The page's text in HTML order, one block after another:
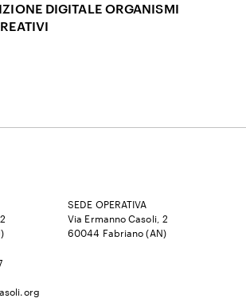
DIGITALE ORGANISMI
SEDE OPERATIVA
Via Ermanno Casoli, 2
60044 Fabriano (AN)